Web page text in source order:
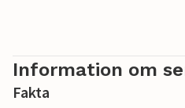
Information om
Fakta